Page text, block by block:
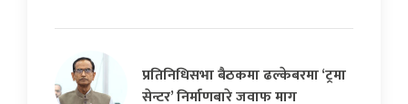
प्रतिनिधिसभा बैठकमा ढल्केबरमा ‘ट्रमा
सेन्टर’ निर्माणबारे जवाफ माग